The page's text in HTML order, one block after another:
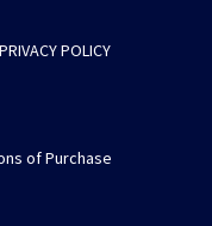
POLICY
of Purchase